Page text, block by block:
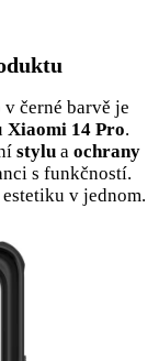
v černé barvě je
Xiaomi 14 Pro.
stylu a ochrany
s funkčností.
v jednom.